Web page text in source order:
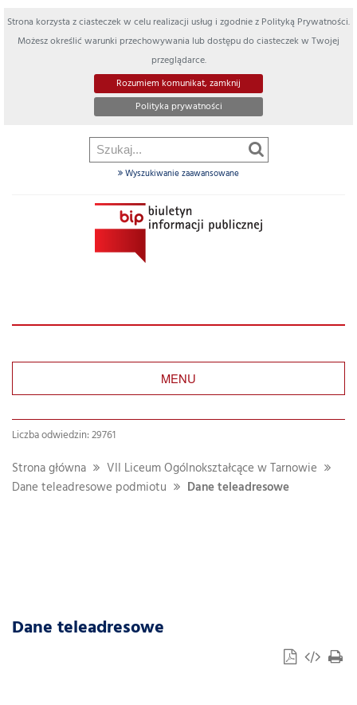
Strona korzysta z ciasteczek w celu realizacji usług i zgodnie z Polityką Prywatności.
Możesz określić warunki przechowywania lub dostępu do ciasteczek w Twojej
przeglądarce.
Rozumiem komunikat, zamknij
Polityka prywatności
Wyszukiwanie zaawansowane
MENU
Liczba odwiedzin: 29761
Strona główna
VII Liceum Ogólnokształcące w Tarnowie
Dane teleadresowe podmiotu
Dane teleadresowe
Dane teleadresowe